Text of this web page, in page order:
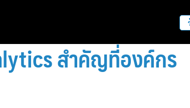
ฝากข่าวปร
สำคัญที่องค์กร